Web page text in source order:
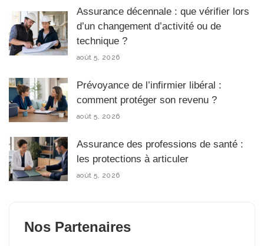
Assurance décennale : que vérifier lors
d’un changement d’activité ou de
technique ?
août 5, 2026
Prévoyance de l’infirmier libéral :
comment protéger son revenu ?
août 5, 2026
Assurance des professions de santé :
les protections à articuler
août 5, 2026
Nos Partenaires